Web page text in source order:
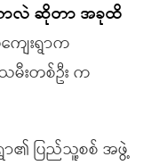
ာလဲ ဆိုတာ အခုထိ
ျေးရွာက
းတစ်ဦး က
ာ၏ ပြည်သူ့စစ် အဖွဲ့